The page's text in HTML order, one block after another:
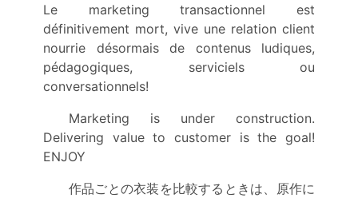
Le marketing transactionnel est
définitivement mort, vive une relation client
nourrie désormais de contenus ludiques,
pédagogiques, serviciels ou
conversationnels!
Marketing is under construction.
Delivering value to customer is the goal!
ENJOY
作品ごとの衣装を比較するときは、原作に